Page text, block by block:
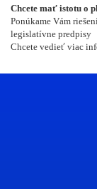
Chcete mať istotu o
Ponúkame Vám
legislatívne predpisy
Chcete vedieť viac